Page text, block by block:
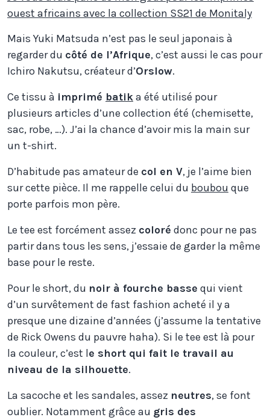
ouest africains avec la collection SS21 de Monitaly
Mais Yuki Matsuda n’est pas le seul japonais à
regarder du côté de l’Afrique, c’est aussi le cas pour
Ichiro Nakutsu, créateur d’Orslow.
Ce tissu à imprimé batika été utilisé pour
plusieurs articles d’une collection été (chemisette,
sac, robe, …). J’ai la chance d’avoir mis la main sur
un t-shirt.
D’habitude pas amateur de col en V, je l’aime bien
sur cette pièce. Il me rappelle celui du boubou que
porte parfois mon père.
Le tee est forcément assez coloré donc pour ne pas
partir dans tous les sens, j’essaie de garder la même
base pour le reste.
Pour le short, du noir à fourche basse qui vient
d’un survêtement de fast fashion acheté il y a
presque une dizaine d’années (j’assume la tentative
de Rick Owens du pauvre haha). Si le tee est là pour
la couleur, c’est le short qui fait le travail au
niveau de la silhouette.
La sacoche et les sandales, assez neutres, se font
oublier. Notamment grâce au gris des